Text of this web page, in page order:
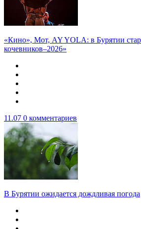
«Кино», Мот, AY YOLA: в Бурятии
кочевников–2026»
11.07 0 комментариев
В Бурятии ожидается дождливая погода